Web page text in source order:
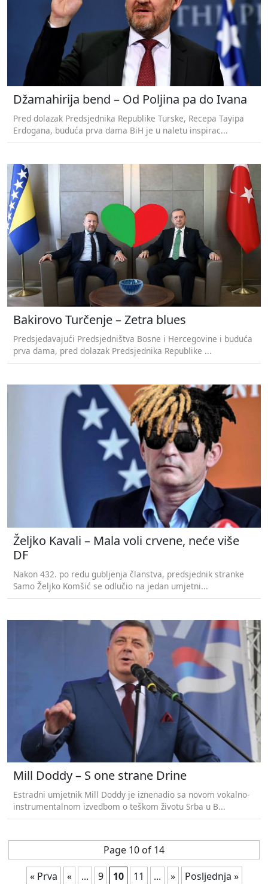
Džamahirija bend – Od Poljina pa do Ivana
Pred dolazak Predsjednika Republike Turske, Recepa Tayipa
Erdogana, buduća prva dama BiH je u naletu inspirac...
Bakirovo Turčenje – Zetra blues
Predsjedavajući Predsjedništva Bosne i Hercegovine i buduća
prva dama, pred dolazak Predsjednika Republike ...
Željko Kavali – Mala voli crvene, neće više
DF
Nakon 432. po redu gubljenja članstva, predsjednik stranke
Samo Željko Komšić se odlučio na jedan umjetni...
Mill Doddy – S one strane Drine
Estradni umjetnik Mill Doddy je iznenadio sa novom vokalno-
instrumentalnom izvedbom o teškom životu Srba u B...
Page 10 of 14
« Prva
« ... 9 10 11 ... » Posljednja »